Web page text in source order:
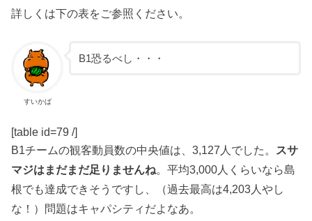
詳しくは下の表をご参照ください。
すいかば
B1恐るべし・・・
[table id=79 /]
B1チームの観客動員数の中央値は、3,127人でした。 スサ
マジはまだまだ足りませんね。平均3,000人くらいなら島
根でも達成できそうですし、（過去最高は4,203人やし
な！）問題はキャパシティだよなあ。